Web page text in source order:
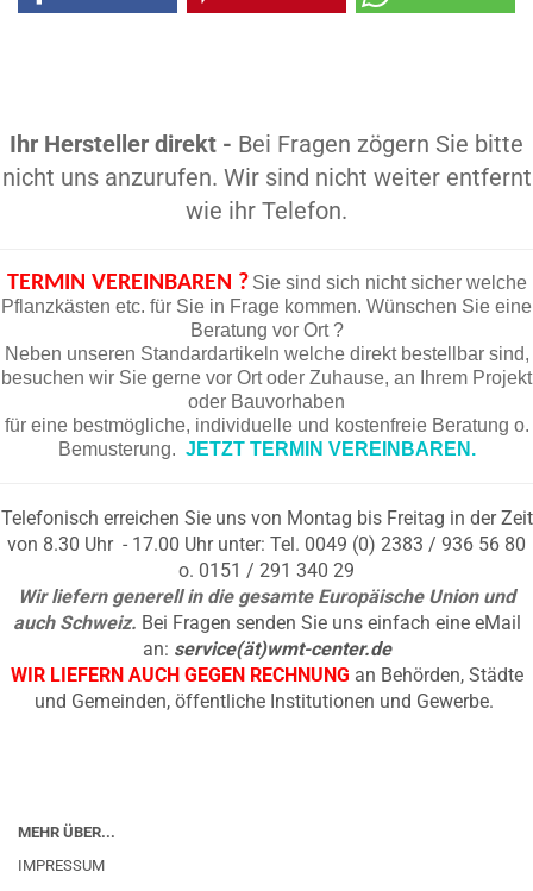
Ihr Hersteller direkt - Bei Fragen zögern Sie bitte
nicht uns anzurufen. Wir sind nicht weiter entfernt
wie ihr Telefon.
TERMIN VEREINBAREN ? Sie sind sich nicht sicher welche
Pflanzkästen etc. für Sie in Frage kommen. Wünschen Sie eine
Beratung vor Ort ?
Neben unseren Standardartikeln welche direkt bestellbar sind,
besuchen wir Sie gerne vor Ort oder Zuhause, an Ihrem Projekt
oder Bauvorhaben
für eine bestmögliche, individuelle und kostenfreie Beratung o.
Bemusterung. JETZT TERMIN VEREINBAREN.
Telefonisch erreichen Sie uns von Montag bis Freitag in der Zeit
von 8.30 Uhr - 17.00 Uhr unter: Tel. 0049 (0) 2383 / 936 56 80
o. 0151 / 291 340 29
Wir liefern generell in die gesamte Europäische Union und
auch Schweiz. Bei Fragen senden Sie uns einfach eine eMail
an: service(ät)wmt-center.de
WIR LIEFERN AUCH GEGEN RECHNUNG an Behörden, Städte
und Gemeinden, öffentliche Institutionen und Gewerbe.
MEHR ÜBER...
IMPRESSUM